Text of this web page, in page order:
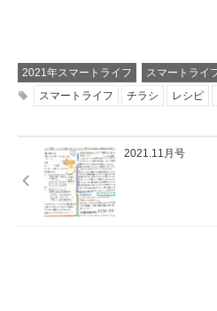
2021年スマートライフ
スマートライ
スマートライフ
チラシ レシピ
2021.11月号